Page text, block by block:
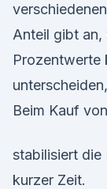
Anteil gibt
Prozentwerte
Beim Kauf
stabilisiert die
kurzer Zeit.